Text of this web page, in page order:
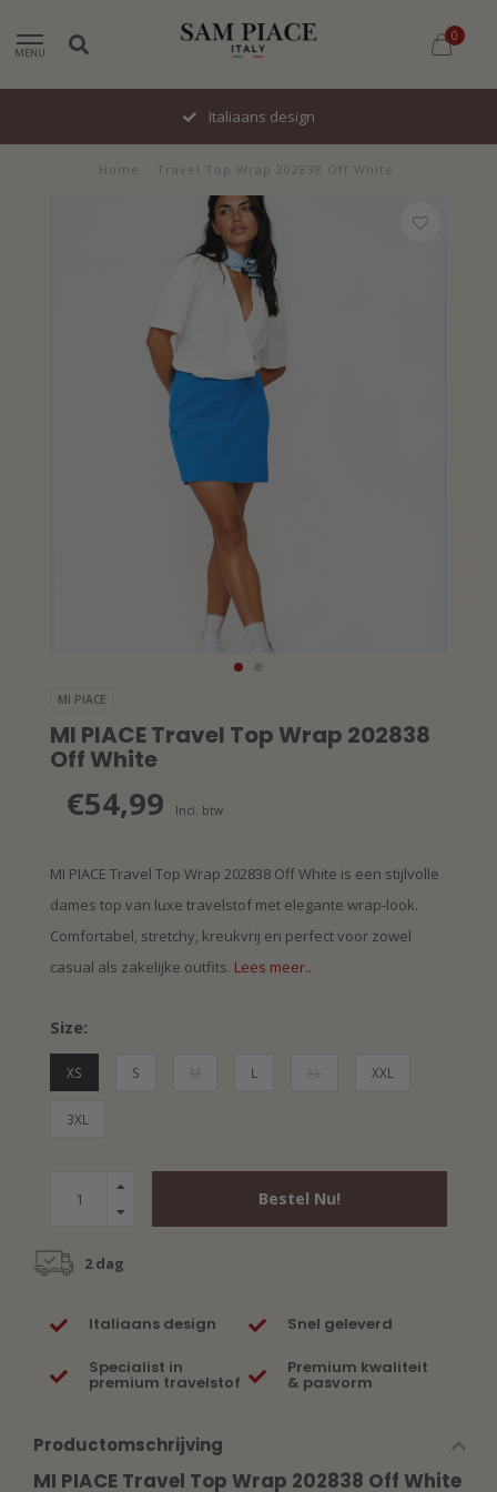
MENU
0
Italiaans design
Home Travel Top Wrap 202838 Off White
MI PIACE
MI PIACE Travel Top Wrap 202838
Off White
€54,99 Incl. btw
MI PIACE Travel Top Wrap 202838 Off White is een stijlvolle
dames top van luxe travelstof met elegante wrap-look.
Comfortabel, stretchy, kreukvrij en perfect voor zowel
casual als zakelijke outfits. Lees meer..
Size:
XS S L XXL
3XL
Bestel Nu!
2 dag
Italiaans design Snel geleverd
Specialist in
premium travelstof
Premium kwaliteit
& pasvorm
Productomschrijving
MI PIACE Travel Top Wrap 202838 Off White